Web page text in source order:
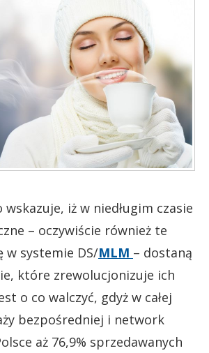
iż w niedługim czasie
– oczywiście również te
w systemie DS/MLM – dostaną
które zrewolucjonizuje ich
o co walczyć, gdyż w całej
bezpośredniej i network
aż 76,9% sprzedawanych